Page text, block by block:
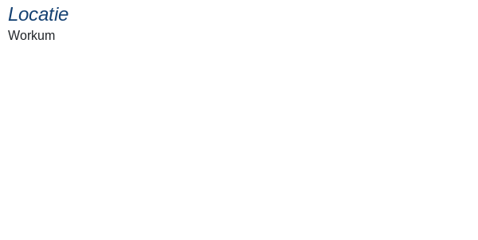
Locatie
Workum